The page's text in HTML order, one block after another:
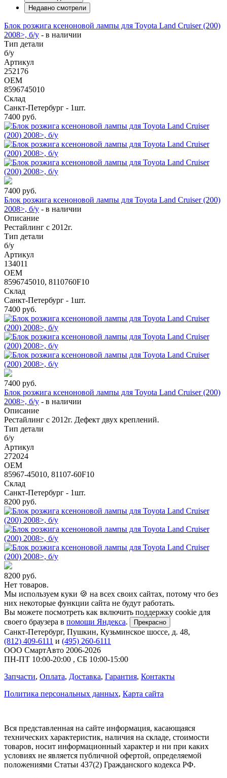
Недавно смотрели
Блок розжига ксеноновой лампы для Toyota Land Cruiser (200)
2008>, б/у - в наличии
Тип детали
б/у
Артикул
252176
OEM
8596745010
Склад
Санкт-Петербург - 1шт.
7400 руб.
7400 руб.
Блок розжига ксеноновой лампы для Toyota Land Cruiser (200)
2008>, б/у - в наличии
Описание
Рестайлинг с 2012г.
Тип детали
б/у
Артикул
134011
OEM
8596745010, 8110760F10
Склад
Санкт-Петербург - 1шт.
7400 руб.
7400 руб.
Блок розжига ксеноновой лампы для Toyota Land Cruiser (200)
2008>, б/у - в наличии
Описание
Рестайлинг с 2012г. Дефект двух креплений.
Тип детали
б/у
Артикул
272024
OEM
85967-45010, 81107-60F10
Склад
Санкт-Петербург - 1шт.
8200 руб.
8200 руб.
Нет товаров.
Мы используем куки 🍪 на всех своих сайтах, потому что без
них некоторые функции сайта не будут работать.
Вы можете посмотреть как включить поддержку cookie для
своего браузера в помощи Яндекса. Прекрасно
Санкт-Петербург, Пушкин, Кузьминское шоссе, д. 48,
(812) 409-6111 и (495) 260-6111
ООО СмартАвто 2006-2026
ПН-ПТ 10:00-20:00 , СБ 10:00-15:00
Запчасти, Оплата, Доставка, Гарантия, Контакты
Политика персональных данных, Карта сайта
Вся представленная на сайте информация, касающаяся
технических характеристик, наличия на складе, стоимости
товаров, носит информационный характер и ни при каких
условиях не является публичной офертой, определяемой
положениями Статьи 437(2) Гражданского кодекса РФ.